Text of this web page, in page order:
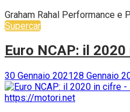
Graham Rahal Performance e
Supercar
Euro NCAP: il
30 Gennaio 202128 Gennaio